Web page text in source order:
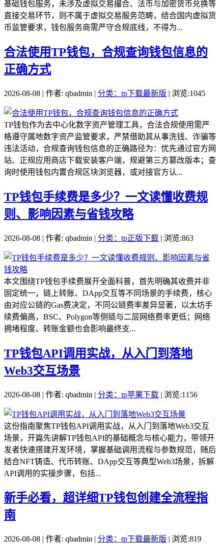
基础钱包服务，未涉及虚拟交易撮合、法币与加密货币兑换等
直接交易环节，则不属于虚拟交易服务范畴，结合国内虚拟货
币监管要求，钱包服务商需严守合规底线，不得为...
合法使用TP钱包，合规查询钱包信息的
正确方式
2026-08-08 | 作者: qbadmin | 分类：tp下载最新版 | 浏览:1045
TP钱包作为去中心化数字资产管理工具，合法合规使用需严
格遵守属地数字资产监管要求，严禁借助其从事洗钱、诈骗等
违法活动，合规查询钱包信息的正确路径为：优先通过官方网
站、正规应用商店下载安装客户端，规避第三方篡改版本；查
询时使用钱包内置合规区块浏览器，或对接官方认...
TP钱包手续费是多少？一文读懂收费规
则、影响因素与省钱攻略
2026-08-08 | 作者: qbadmin | 分类：tp正版下载 | 浏览:863
本文围绕TP钱包手续费展开全面科普，首先明确其收费并非
固定统一，链上转账、DApp交互等不同场景的手续费，核心
由对应公链的Gas费决定，不同公链费率差异显著，以太坊手
续费偏高，BSC、Polygon等侧链与二层网络费率更低；网络
拥堵程度、转账金额也会影响最终支...
TP钱包API调用实战，从入门到落地
Web3交互场景
2026-08-08 | 作者: qbadmin | 分类：tp苹果下载 | 浏览:1156
这份指南聚焦TP钱包API调用实战，从入门到落地Web3交互
场景，开篇先讲解TP钱包API的基础概念与核心能力，带领开
发者快速搭建开发环境，掌握基础调用流程与参数规范，随后
结合NFT铸造、代币转账、DApp交互等典型Web3场景，拆解
API调用的实操步骤，包括...
新手必看，超详细TP钱包创建全流程指
南
2026-08-08 | 作者: qbadmin | 分类：tp下载最新版 | 浏览:819